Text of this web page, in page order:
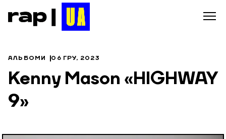
АЛЬБОМИ 06 ГРУ, 2023
Kenny Mason «HIGHWAY
9»